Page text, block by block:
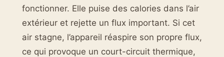
fonctionner. Elle puise des calories dans l’air
extérieur et rejette un flux important. Si cet
air stagne, l’appareil réaspire son propre flux,
ce qui provoque un court-circuit thermique,